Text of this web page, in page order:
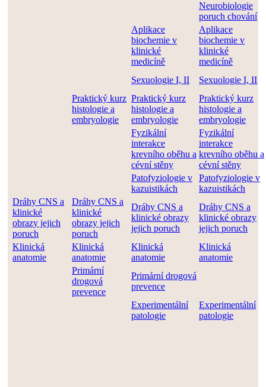
Neurobiologie
poruch chování
Aplikace
biochemie v
klinické
medicíně
Aplikace
biochemie v
klinické
medicíně
Sexuologie I, II
Sexuologie I, II
Praktický kurz
histologie a
embryologie
Praktický kurz
histologie a
embryologie
Praktický kurz
histologie a
embryologie
Fyzikální
interakce
krevního oběhu a
cévní stěny
Fyzikální
interakce
krevního oběhu a
cévní stěny
Patofyziologie v
kazuistikách
Patofyziologie v
kazuistikách
Dráhy CNS a
klinické
obrazy jejich
poruch
Dráhy CNS a
klinické
obrazy jejich
poruch
Dráhy CNS a
klinické obrazy
jejich poruch
Dráhy CNS a
klinické obrazy
jejich poruch
Klinická
anatomie
Klinická
anatomie
Klinická
anatomie
Klinická
anatomie
Primární
drogová
prevence
Primární drogová
prevence
Experimentální
patologie
Experimentální
patologie